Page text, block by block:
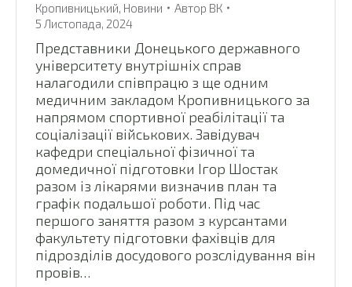
Кропивницький, Новини Автор ВК
5 Листопада, 2024
Представники Донецького державного
університету внутрішніх справ
налагодили співпрацю з ще одним
медичним закладом Кропивницького за
напрямом спортивної реабілітації та
соціалізації військових. Завідувач
кафедри спеціальної фізичної та
домедичної підготовки Ігор Шостак
разом із лікарями визначив план та
графік подальшої роботи. Під час
першого заняття разом з курсантами
факультету підготовки фахівців для
підрозділів досудового розслідування він
провів…